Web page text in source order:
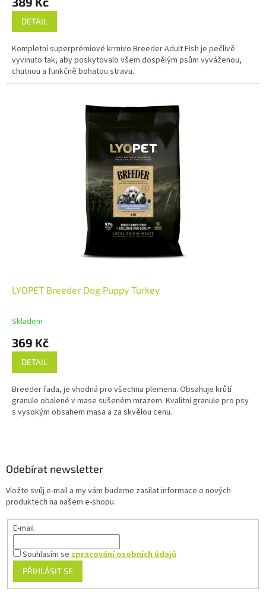
DETAIL
Kompletní superprémiové krmivo Breeder Adult Fish je pečlivě
vyvinuto tak, aby poskytovalo všem dospělým psům vyváženou,
chutnou a funkčně bohatou stravu.
LYOPET Breeder Dog Puppy Turkey
Skladem
369 Kč
DETAIL
Breeder řada, je vhodná pro všechna plemena. Obsahuje krůtí
granule obalené v mase sušeném mrazem. Kvalitní granule pro psy
s vysokým obsahem masa a za skvělou cenu.
Odebírat newsletter
Vložte svůj e-mail a my vám budeme zasílat informace o nových
produktech na našem e-shopu.
E-mail
Souhlasím sezpracování osobních údajů
PŘIHLÁSIT SE